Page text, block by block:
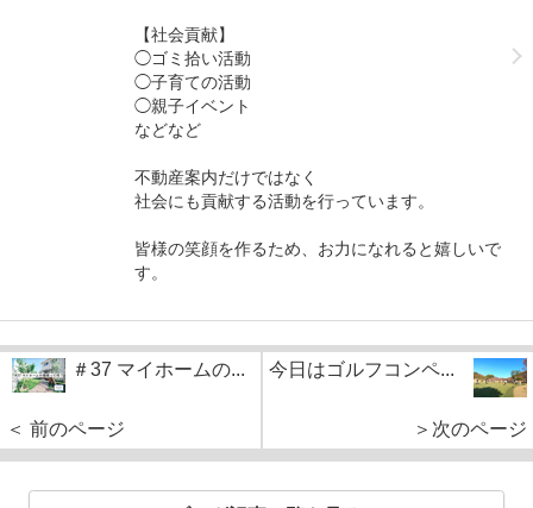
【社会貢献】
◯ゴミ拾い活動
◯子育ての活動
◯親子イベント
などなど
不動産案内だけではなく
社会にも貢献する活動を行っています。
皆様の笑顔を作るため、お力になれると嬉しいで
す。
＃37 マイホームの...
＜ 前のページ
今日はゴルフコンペ...
＞次のページ